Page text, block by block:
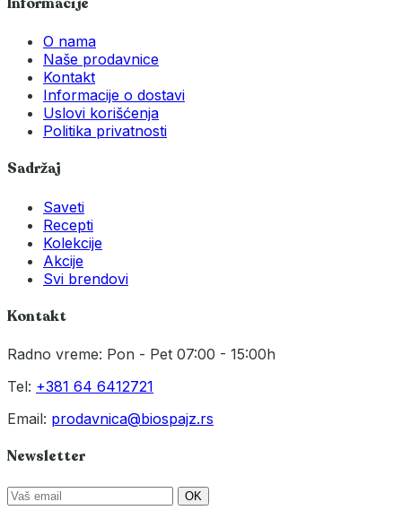
O nama
Naše prodavnice
Kontakt
Informacije o dostavi
Uslovi korišćenja
Politika privatnosti
Sadržaj
Saveti
Recepti
Kolekcije
Akcije
Svi brendovi
Kontakt
Radno vreme: Pon - Pet 07:00 - 15:00h
Tel: +381 64 6412721
Email: prodavnica@biospajz.rs
Newsletter
OK